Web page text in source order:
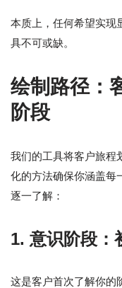
本质上，任何希望实现
具不可或缺。
绘制路径：
阶段
我们的工具将客户旅程
化的方法确保你涵盖每
逐一了解：
1. 意识阶段：
这是客户首次了解你的